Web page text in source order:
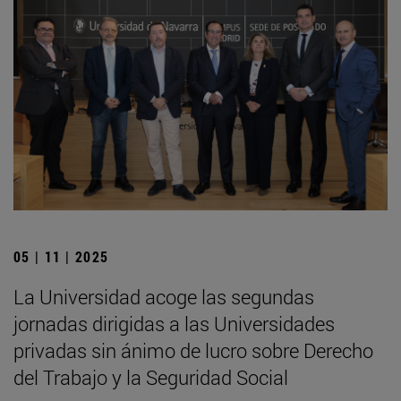
05 | 11 | 2025
La Universidad acoge las segundas
jornadas dirigidas a las Universidades
privadas sin ánimo de lucro sobre Derecho
del Trabajo y la Seguridad Social